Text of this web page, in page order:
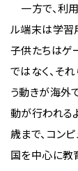
一方で、利
ル端末は学習
子供たちはゲ
ではなく、そ
う動きが海外
動が行われる
歳まで、コン
国を中心に教